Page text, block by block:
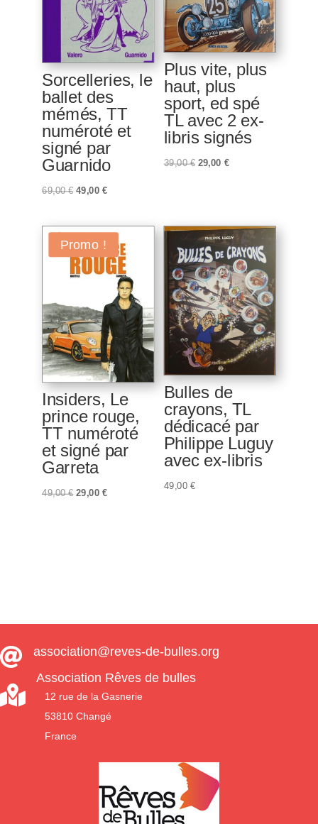
Sorcelleries, le
ballet des
mémés, TT
numéroté et
signé par
Guarnido
69,00€ Le
initial
était :
69,00 €.
49,00 €Le
actuel
est :
49,00 €.
Plus vite, plus
haut, plus
sport, ed spé
TL avec 2 ex-
libris signés
39,00€ Le
39,00 €.
29,00 €Le
29,00 €.
Promo !
Insiders, Le
prince rouge,
TT numéroté
et signé par
Garreta
49,00€ Le
29,00 €Le
Bulles de
crayons, TL
dédicacé par
Philippe Luguy
avec ex-libris
49,00 €
 association@reves-de-bulles.org

Association Rêves de bulles
12 rue de la Gasnerie
53810 Changé
France